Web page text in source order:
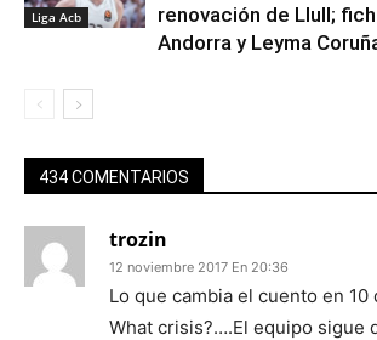
Liga Acb
renovación de Llull;
Andorra y Leyma
434 COMENTARIOS
trozin
12 noviembre 2017 En 20:36
Lo que cambia el cuento en 10
What crisis?….El equipo sigue